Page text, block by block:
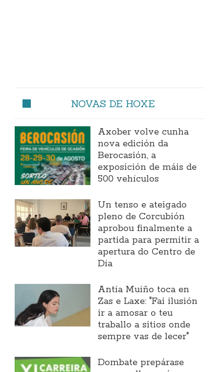
NOVAS DE HOXE
Axober volve cunha
nova edición da
Berocasión, a
exposición de máis de
500 vehículos
Un tenso e ateigado
pleno de Corcubión
aprobou finalmente a
partida para permitir a
apertura do Centro de
Día
Antía Muíño toca en
Zas e Laxe: "Fai ilusión
ir a amosar o teu
traballo a sitios onde
sempre vas de lecer"
Dombate prepárase